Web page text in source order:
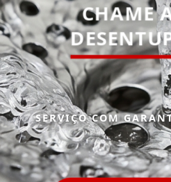
CHAME
SERVIÇO COM